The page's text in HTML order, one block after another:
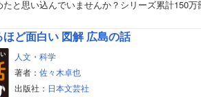
たと思い込んでいませんか？シリーズ累計150
ど面白い 図解 広島の話
人文・科学
著者： 佐々木卓也
出版社： 日本文芸社